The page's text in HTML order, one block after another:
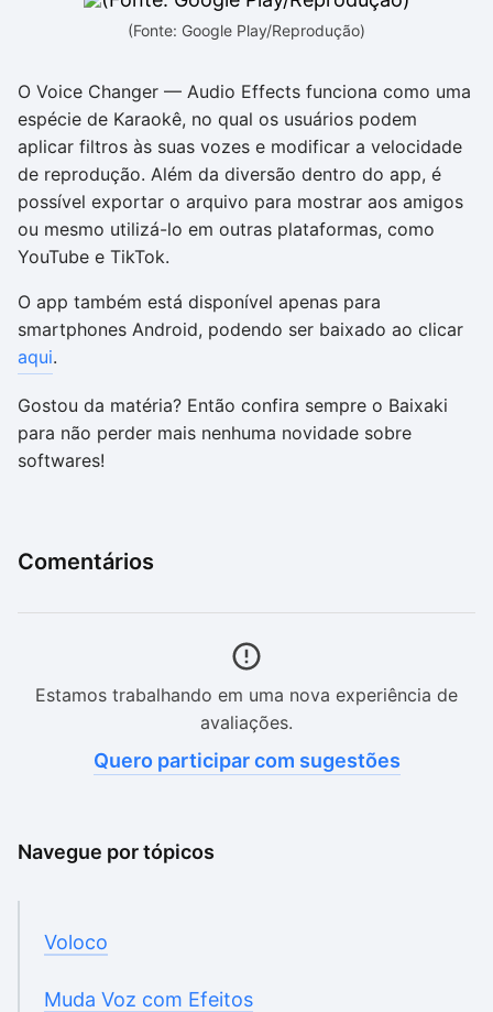
(Fonte: Google Play/Reprodução)
O Voice Changer — Audio Effects funciona como uma
espécie de Karaokê, no qual os usuários podem
aplicar filtros às suas vozes e modificar a velocidade
de reprodução. Além da diversão dentro do app, é
possível exportar o arquivo para mostrar aos amigos
ou mesmo utilizá-lo em outras plataformas, como
YouTube e TikTok.
O app também está disponível apenas para
smartphones Android, podendo ser baixado ao clicar
aqui.
Gostou da matéria? Então confira sempre o Baixaki
para não perder mais nenhuma novidade sobre
softwares!
Comentários
Estamos trabalhando em uma nova experiência de
avaliações.
Quero participar com sugestões
Navegue por tópicos
Voloco
Muda Voz com Efeitos